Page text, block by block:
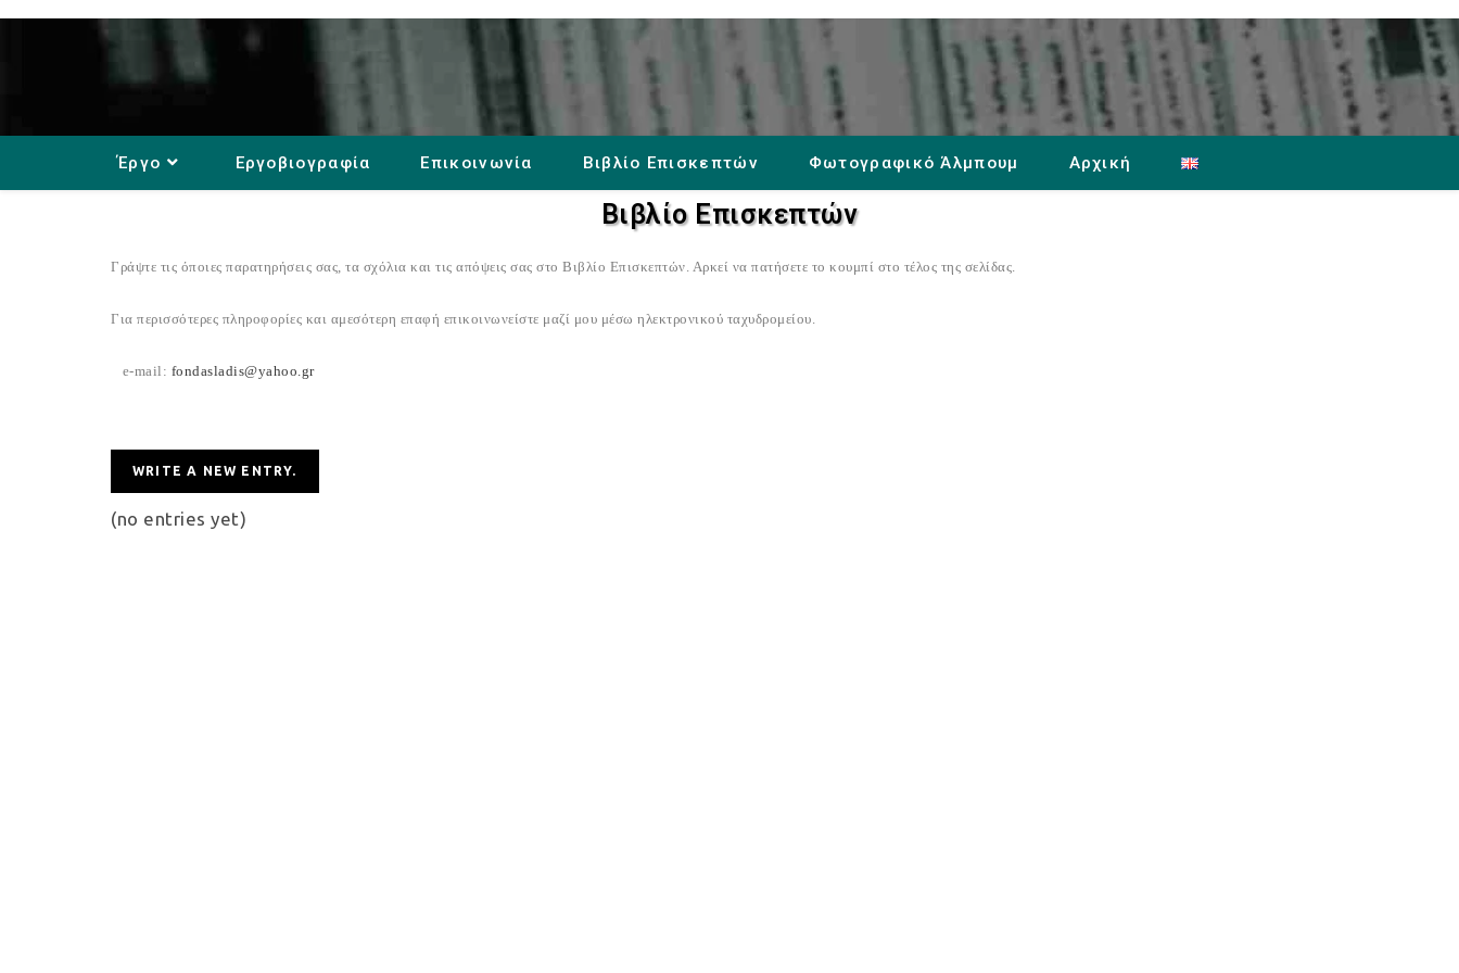
Έργο Εργοβιογραφία Επικοινωνία Βιβλίο Επισκεπτών Φωτογραφικό Άλμπουμ Αρχική
Βιβλίο Επισκεπτών
Γράψτε τις όποιες παρατηρήσεις σας, τα σχόλια και τις απόψεις σας στο Βιβλίο Επισκεπτών. Αρκεί να πατήσετε το κουμπί στο τέλος της σελίδας.
Για περισσότερες πληροφορίες και αμεσότερη επαφή επικοινωνείστε μαζί μου μέσω ηλεκτρονικού ταχυδρομείου.
e-mail: fondasladis@yahoo.gr
(no entries yet)